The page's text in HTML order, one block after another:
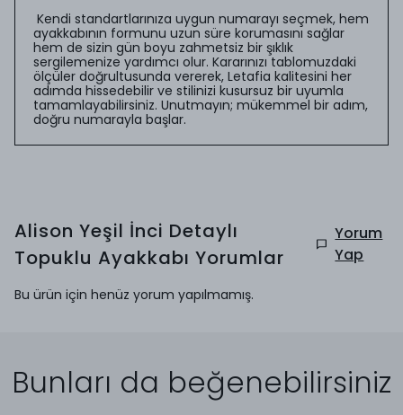
Kendi standartlarınıza uygun numarayı seçmek, hem
ayakkabının formunu uzun süre korumasını sağlar
hem de sizin gün boyu zahmetsiz bir şıklık
sergilemenize yardımcı olur. Kararınızı tablomuzdaki
ölçüler doğrultusunda vererek, Letafia kalitesini her
adımda hissedebilir ve stilinizi kusursuz bir uyumla
tamamlayabilirsiniz. Unutmayın; mükemmel bir adım,
doğru numarayla başlar.
Alison Yeşil İnci Detaylı
Topuklu Ayakkabı Yorumlar
Yorum
Yap
Bu ürün için henüz yorum yapılmamış.
Bunları da beğenebilirsiniz